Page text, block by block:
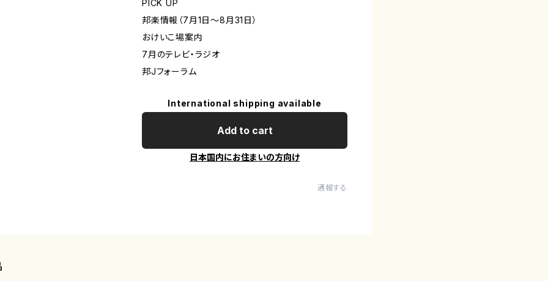
PICK UP
邦楽情報（7月1日〜8月31日）
おけいこ場案内
7月のテレビ・ラジオ
邦Jフォーラム
International shipping available
Add to cart
日本国内にお住まいの方向け
通報する